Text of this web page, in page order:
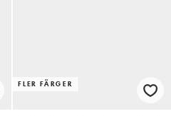
FLER FÄRGER